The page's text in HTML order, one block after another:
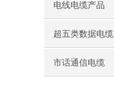
电线电缆产品
超五类数据电缆
市话通信电缆